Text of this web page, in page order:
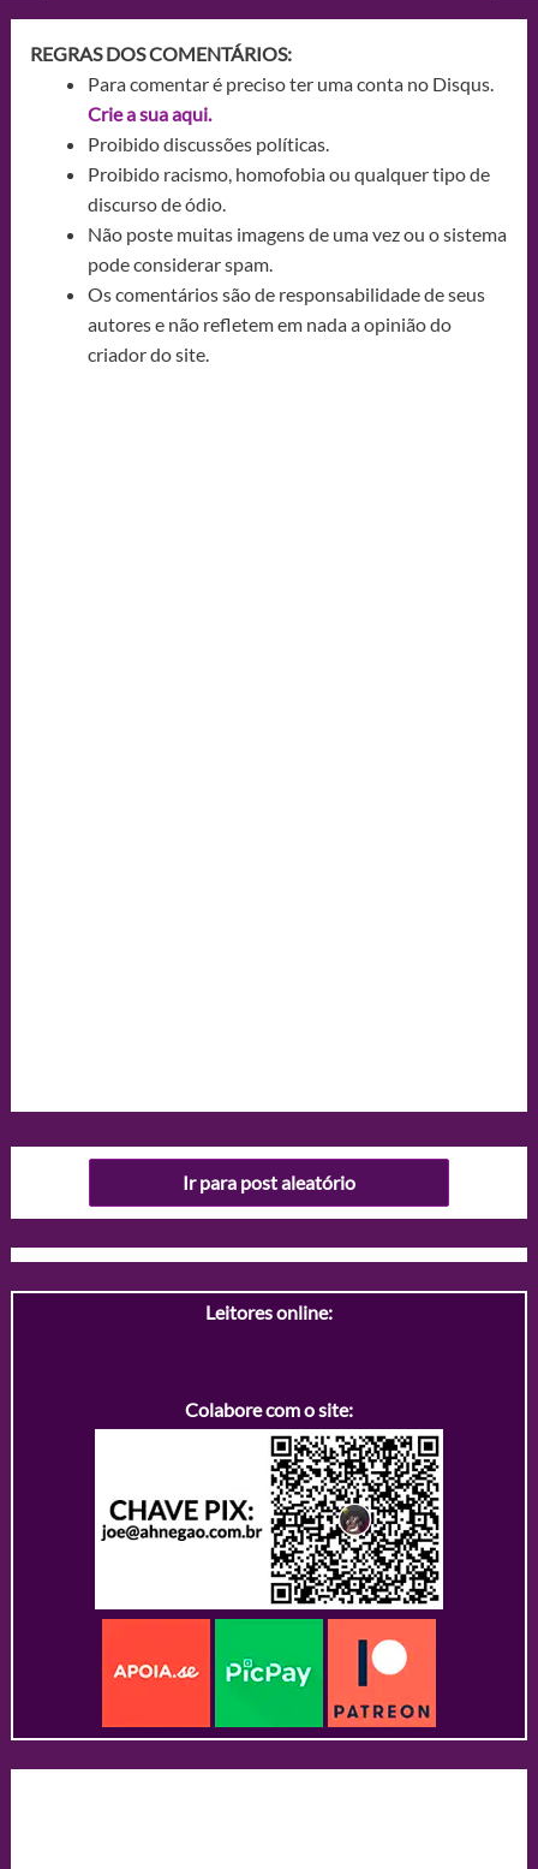
REGRAS DOS COMENTÁRIOS:
Para comentar é preciso ter uma conta no Disqus.
Crie a sua aqui.
Proibido discussões políticas.
Proibido racismo, homofobia ou qualquer tipo de
discurso de ódio.
Não poste muitas imagens de uma vez ou o sistema
pode considerar spam.
Os comentários são de responsabilidade de seus
autores e não refletem em nada a opinião do
criador do site.
Ir para post aleatório
Leitores online:
Colabore com o site: